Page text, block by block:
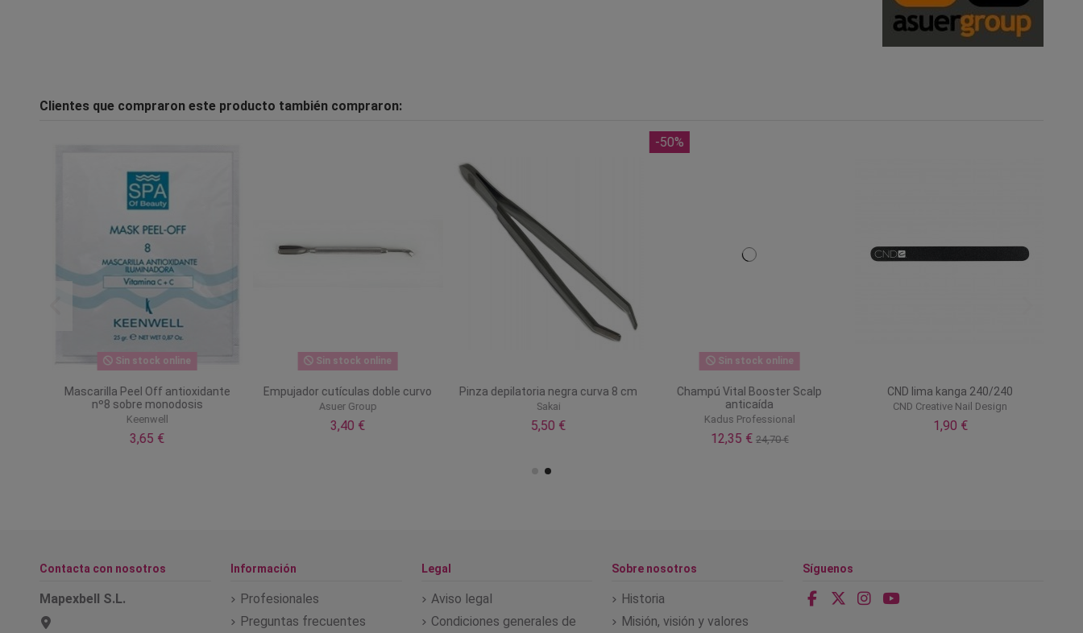
Clientes que compraron este producto también compraron:
Sin stock online
Mascarilla Peel Off antioxidante
nº8 sobre monodosis
Keenwell
3,65 €
Sin stock online
Empujador cutículas doble curvo
Asuer Group
3,40 €
Pinza depilatoria negra curva 8 cm
Sakai
5,50 €
-50%
Sin stock online
Champú Vital Booster Scalp
anticaída
Kadus Professional
12,35 €24,70 €
CND lima kanga 240/240
CND Creative Nail Design
1,90 €
Contacta con nosotros
Mapexbell S.L.
Información
Profesionales
Preguntas frecuentes
Legal
Aviso legal
Condiciones generales de
Sobre nosotros
Historia
Misión, visión y valores
Síguenos